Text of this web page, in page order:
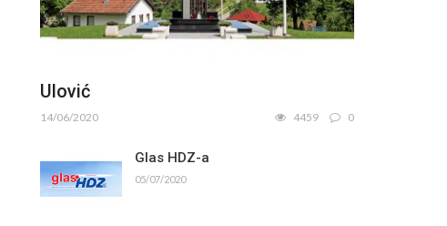
Ulović
14/06/2020 4459 0
Glas HDZ-a
05/07/2020